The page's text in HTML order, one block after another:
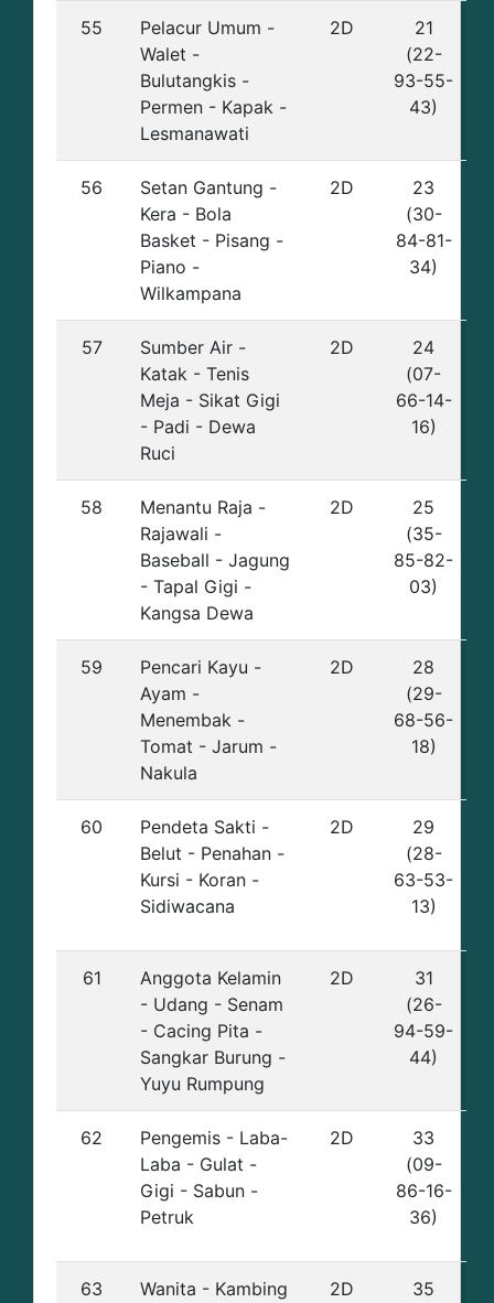
55
Pelacur Umum -
Walet -
Bulutangkis -
Permen - Kapak -
Lesmanawati
2D
21
(22-
93-55-
43)
56
Setan Gantung -
Kera - Bola
Basket - Pisang -
Piano -
Wilkampana
2D
23
(30-
84-81-
34)
57
Sumber Air -
Katak - Tenis
Meja - Sikat Gigi
- Padi - Dewa
Ruci
2D
24
(07-
66-14-
16)
58
Menantu Raja -
Rajawali -
Baseball - Jagung
- Tapal Gigi -
Kangsa Dewa
2D
25
(35-
85-82-
03)
59
Pencari Kayu -
Ayam -
Menembak -
Tomat - Jarum -
Nakula
2D
28
(29-
68-56-
18)
60
Pendeta Sakti -
Belut - Penahan -
Kursi - Koran -
Sidiwacana
2D
29
(28-
63-53-
13)
61
Anggota Kelamin
- Udang - Senam
- Cacing Pita -
Sangkar Burung -
Yuyu Rumpung
2D
31
(26-
94-59-
44)
62
Pengemis - Laba-
Laba - Gulat -
Gigi - Sabun -
Petruk
2D
33
(09-
86-16-
36)
63
Wanita - Kambing
2D
35